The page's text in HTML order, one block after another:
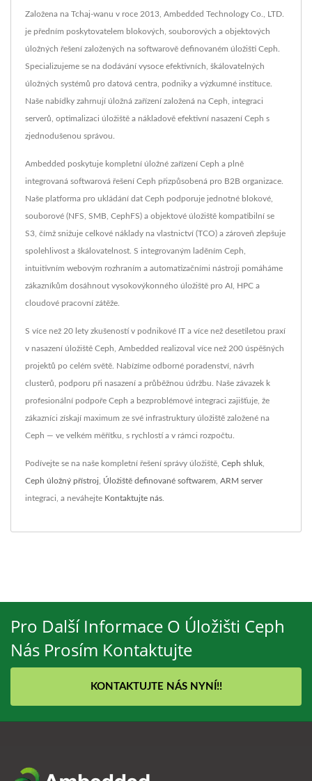
Založena na Tchaj-wanu v roce 2013, Ambedded Technology Co., LTD.
je předním poskytovatelem blokových, souborových a objektových
úložných řešení založených na softwarově definovaném úložišti Ceph.
Specializujeme se na dodávání vysoce efektivních, škálovatelných
úložných systémů pro datová centra, podniky a výzkumné instituce.
Naše nabídky zahrnují úložná zařízení založená na Ceph, integraci
serverů, optimalizaci úložiště a nákladově efektivní nasazení Ceph s
zjednodušenou správou.
Ambedded poskytuje kompletní úložné zařízení Ceph a plně
integrovaná softwarová řešení Ceph přizpůsobená pro B2B organizace.
Naše platforma pro ukládání dat Ceph podporuje jednotné blokové,
souborové (NFS, SMB, CephFS) a objektové úložiště kompatibilní se
S3, čímž snižuje celkové náklady na vlastnictví (TCO) a zároveň zlepšuje
spolehlivost a škálovatelnost. S integrovaným laděním Ceph,
intuitivním webovým rozhraním a automatizačními nástroji pomáháme
zákazníkům dosáhnout vysokovýkonného úložiště pro AI, HPC a
cloudové pracovní zátěže.
S více než 20 lety zkušeností v podnikové IT a více než desetiletou praxí
v nasazení úložiště Ceph, Ambedded realizoval více než 200 úspěšných
projektů po celém světě. Nabízíme odborné poradenství, návrh
clusterů, podporu při nasazení a průběžnou údržbu. Naše závazek k
profesionální podpoře Ceph a bezproblémové integraci zajišťuje, že
zákazníci získají maximum ze své infrastruktury úložiště založené na
Ceph — ve velkém měřítku, s rychlostí a v rámci rozpočtu.
Podívejte se na naše kompletní řešení správy úložiště, Ceph shluk
Ceph úložný přístroj Úložiště definované softwarem ARM server
integraci, a neváhejte Kontaktujte nás
Pro Další Informace O Úložišti Ceph
Nás Prosím Kontaktujte
KONTAKTUJTE NÁS NYNÍ!!